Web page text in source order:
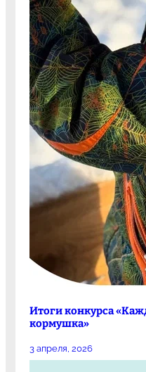
Итоги конкурса
кормушка»
3 апреля, 2026